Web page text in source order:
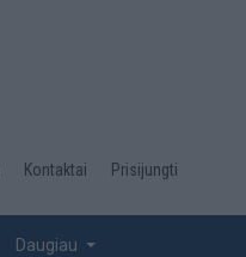
Kontaktai Prisijungti
Daugiau